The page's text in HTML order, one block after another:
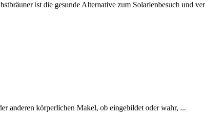
ist die gesunde Alternative zum Solarienbesuch und
anderen körperlichen Makel, ob eingebildet oder wahr, ...